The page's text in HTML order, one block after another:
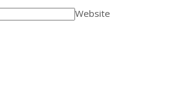
Website